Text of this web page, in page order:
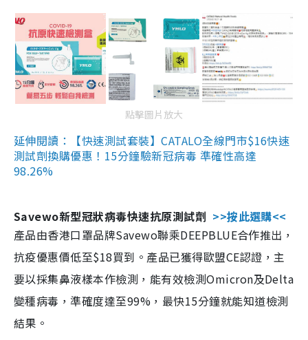
點擊圖片放大
延伸閱讀：【快速測試套裝】CATALO全線門市$16快速
測試劑換購優惠！15分鐘驗新冠病毒 準確性高達
98.26%
Savewo新型冠狀病毒快速抗原測試劑 >>按此選購<<
產品由香港口罩品牌Savewo聯乘DEEPBLUE合作推出，
抗疫優惠價低至$18買到。產品已獲得歐盟CE認證，主
要以採集鼻液樣本作檢測，能有效檢測Omicron及Delta
變種病毒，準確度達至99%，最快15分鐘就能知道檢測
結果。